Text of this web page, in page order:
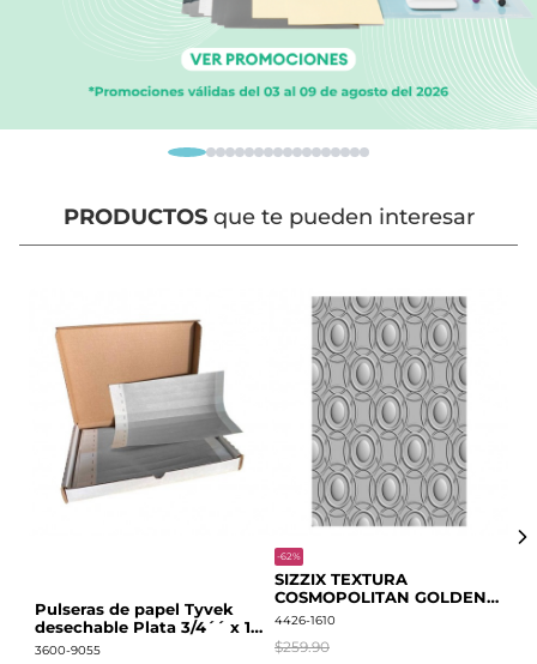
PRODUCTOSque te pueden interesar
Pulseras de papel Tyvek
desechable Plata 3/4´´ x 10
´´
3600-9055
-62%
SIZZIX TEXTURA
COSMOPOLITAN GOLDEN
RINGS S.PARK 666700
4426-1610
$259.90